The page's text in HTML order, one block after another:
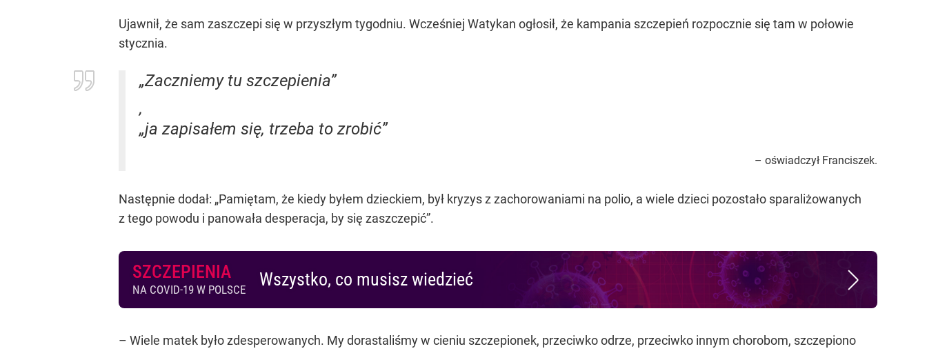
Ujawnił, że sam zaszczepi się w przyszłym tygodniu. Wcześniej Watykan ogłosił, że kampania szczepień rozpocznie się tam w połowie
stycznia.
„Zaczniemy tu szczepienia”
,
„ja zapisałem się, trzeba to zrobić”
– oświadczył Franciszek.
Następnie dodał: „Pamiętam, że kiedy byłem dzieckiem, był kryzys z zachorowaniami na polio, a wiele dzieci pozostało sparaliżowanych
z tego powodu i panowała desperacja, by się zaszczepić”.
SZCZEPIENIA
NA COVID-19 W POLSCE Wszystko, co musisz wiedzieć
– Wiele matek było zdesperowanych. My dorastaliśmy w cieniu szczepionek, przeciwko odrze, przeciwko innym chorobom, szczepiono